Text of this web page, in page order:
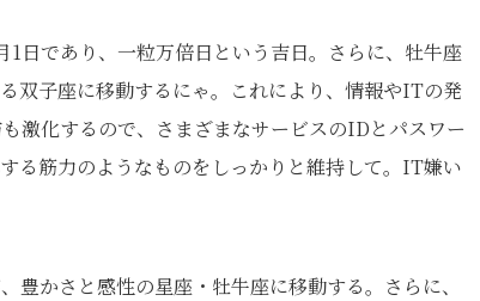
日であり、一粒万倍日という吉日。さらに、牡牛座
双子座に移動するにゃ。これにより、情報やITの発
激化するので、さまざまなサービスのIDとパスワー
る筋力のようなものをしっかりと維持して。IT嫌い
かさと感性の星座・牡牛座に移動する。さらに、